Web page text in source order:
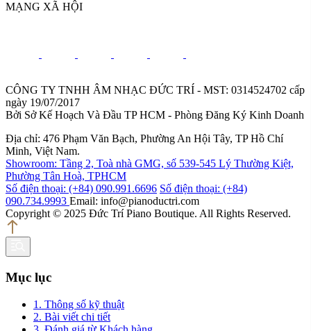
MẠNG XÃ HỘI
CÔNG TY TNHH ÂM NHẠC ĐỨC TRÍ - MST: 0314524702 cấp
ngày 19/07/2017
Bởi Sở Kế Hoạch Và Đầu TP HCM - Phòng Đăng Ký Kinh Doanh
Địa chỉ: 476 Phạm Văn Bạch, Phường An Hội Tây, TP Hồ Chí
Minh, Việt Nam.
Showroom: Tầng 2, Toà nhà GMG, số 539-545 Lý Thường Kiệt,
Phường Tân Hoà, TPHCM
Số điện thoại: (+84) 090.991.6696 Số điện thoại: (+84)
090.734.9993 Email: info@pianoductri.com
Copyright © 2025 Đức Trí Piano Boutique. All Rights Reserved.
Mục lục
1. Thông số kỹ thuật
2. Bài viết chi tiết